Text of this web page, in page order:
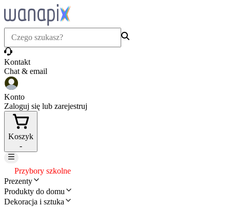
Kontakt
Chat & email
Konto
Zaloguj się lub zarejestruj
Koszyk
-
Przybory szkolne
Prezenty
Produkty do domu
Dekoracja i sztuka